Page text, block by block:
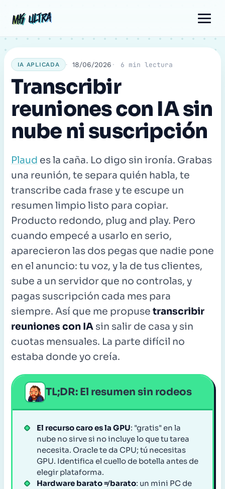
MK ULTRA
MK ULTRA
IA APLICADA 18/06/2026 6 min lectura
Transcribir
reuniones con IA sin
nube ni suscripción
Plaud es la caña. Lo digo sin ironía. Grabas
una reunión, te separa quién habla, te
transcribe cada frase y te escupe un
resumen limpio listo para copiar.
Producto redondo, plug and play. Pero
cuando empecé a usarlo en serio,
aparecieron las dos pegas que nadie pone
en el anuncio: tu voz, y la de tus clientes,
sube a un servidor que no controlas, y
pagas suscripción cada mes para
siempre. Así que me propuse transcribir
reuniones con IAsin salir de casa y sin
cuotas mensuales. La parte difícil no
estaba donde yo creía.
TL;DR: El resumen sin rodeos
El recurso caro es la GPU: "gratis" en la
nube no sirve si no incluye lo que tu tarea
necesita. Oracle te da CPU; tú necesitas
GPU. Identifica el cuello de botella antes de
elegir plataforma.
Hardware barato ≠ barato: un mini PC de
electrónico